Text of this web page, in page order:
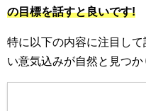
の目標を話すと良いです!
特に以下の内容に注目し
い意気込みが自然と見つか